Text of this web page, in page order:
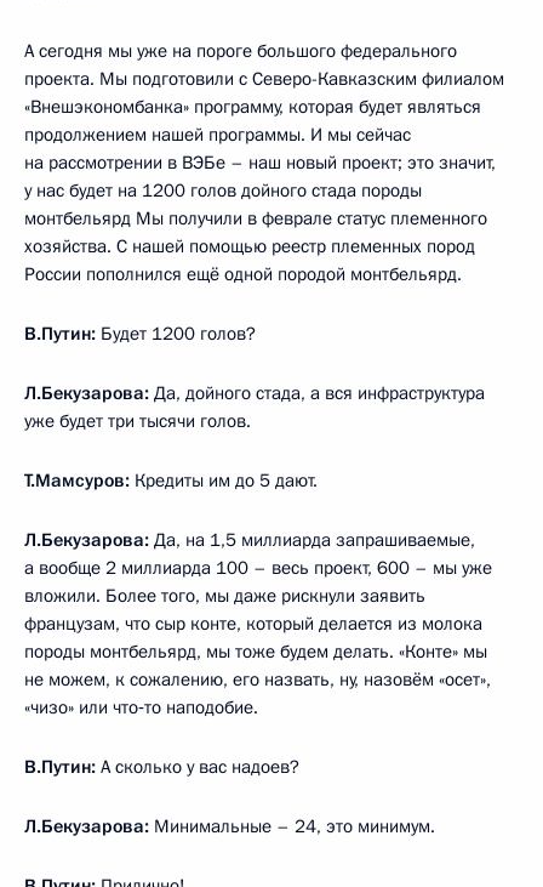
А сегодня мы уже на пороге большого федерального
проекта. Мы подготовили с Северо-Кавказским филиалом
«Внешэкономбанка» программу, которая будет являться
продолжением нашей программы. И мы сейчас
на рассмотрении в ВЭБе – наш новый проект; это значит,
у нас будет на 1200 голов дойного стада породы
монтбельярд Мы получили в феврале статус племенного
хозяйства. С нашей помощью реестр племенных пород
России пополнился ещё одной породой монтбельярд.
В.Путин: Будет 1200 голов?
Л.Бекузарова: Да, дойного стада, а вся инфраструктура
уже будет три тысячи голов.
Т.Мамсуров: Кредиты им до 5 дают.
Л.Бекузарова: Да, на 1,5 миллиарда запрашиваемые,
а вообще 2 миллиарда 100 – весь проект, 600 – мы уже
вложили. Более того, мы даже рискнули заявить
французам, что сыр конте, который делается из молока
породы монтбельярд, мы тоже будем делать. «Конте» мы
не можем, к сожалению, его назвать, ну, назовём «осет»,
«чизо» или что‑то наподобие.
В.Путин: А сколько у вас надоев?
Л.Бекузарова: Минимальные – 24, это минимум.